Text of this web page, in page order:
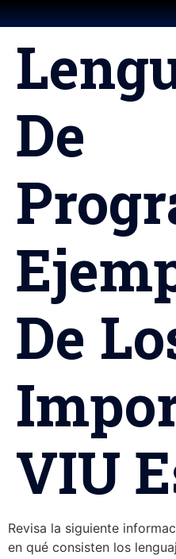
De
De
VIU
Revisa la siguiente
en qué consisten los